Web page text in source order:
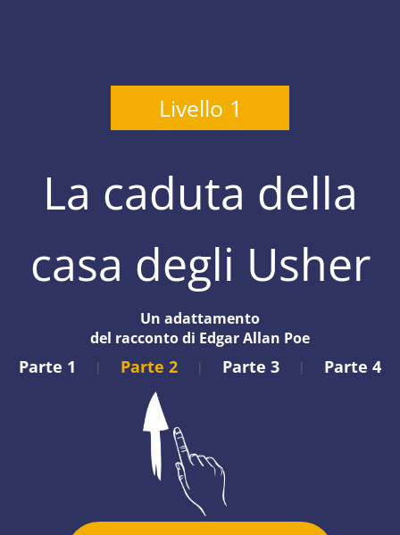
Livello 1
La caduta della
casa degli Usher
Un adattamento
del racconto di Edgar Allan Poe
Parte 1 | Parte 2 | Parte 3 | Parte 4